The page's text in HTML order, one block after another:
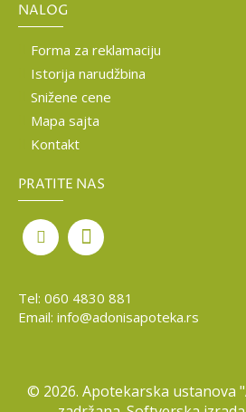
NALOG
Forma za reklamaciju
Istorija narudžbina
Snižene cene
Mapa sajta
Kontakt
PRATITE NAS
Tel: 060 4830 881
Email: info@adonisapoteka.rs
© 2026. Apotekarska ustanova